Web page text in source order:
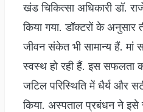
खंड चिकित्सा अधिकारी डॉ.
किया गया. डॉक्टरों के
जीवन संकेत भी सामान्य हैं. मां
स्वस्थ हो रही हैं. इस सफलता
जटिल परिस्थिति में धैर्य और
किया. अस्पताल प्रबंधन ने इसे